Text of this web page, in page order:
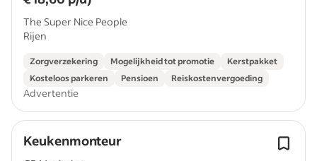
The Super Nice People
Rijen
Zorgverzekering Mogelijkheid tot promotie
Kerstpakket
Kosteloos parkeren
Pensioen Reiskostenvergoeding
Advertentie
Keukenmonteur